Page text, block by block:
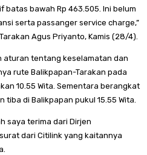
batas bawah Rp 463.505. Ini belum
serta passanger service charge,”
Agus Priyanto, Kamis (28/4).
aturan tentang keselamatan dan
rute Balikpapan-Tarakan pada
10.55 Wita. Sementara berangkat
tiba di Balikpapan pukul 15.55 Wita.
saya terima dari Dirjen
dari Citilink yang kaitannya